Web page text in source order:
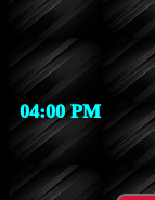
04:00 PM